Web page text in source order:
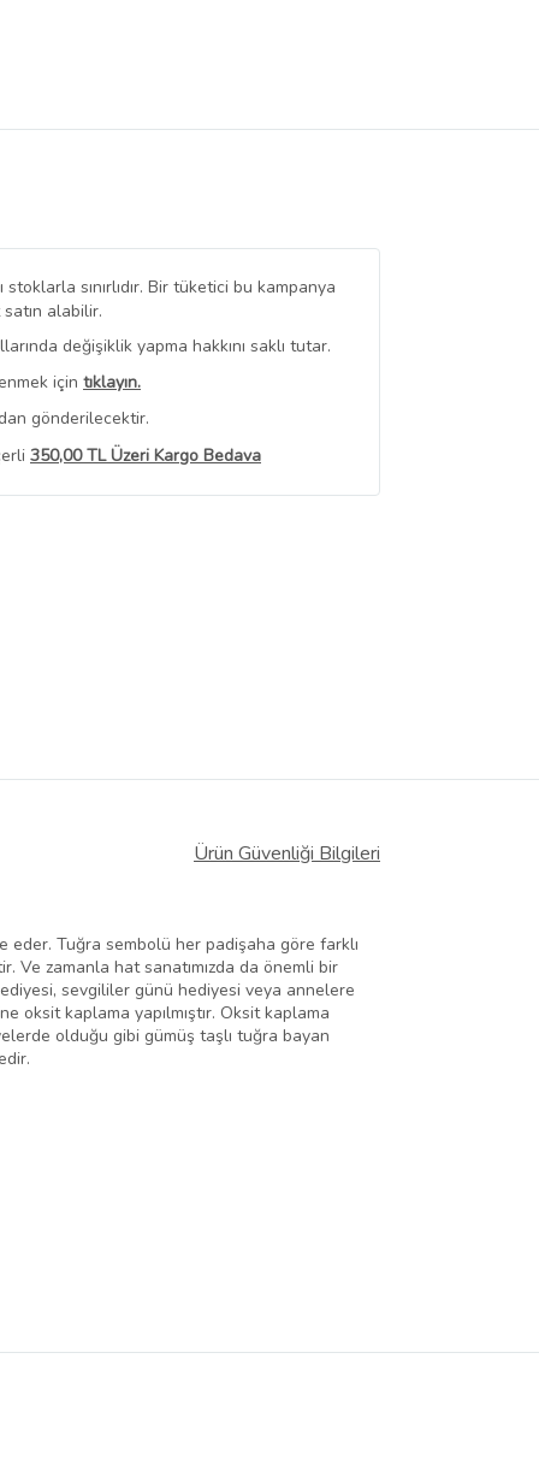
stoklarla sınırlıdır. Bir tüketici bu kampanya
alabilir.
değişiklik yapma hakkını saklı tutar.
için tıklayın.
gönderilecektir.
350,00 TL Üzeri Kargo Bedava
Ürün Güvenliği Bilgileri
eder. Tuğra sembolü her padişaha göre farklı
Ve zamanla hat sanatımızda da önemli bir
sevgililer günü hediyesi veya annelere
oksit kaplama yapılmıştır. Oksit kaplama
olduğu gibi gümüş taşlı tuğra bayan